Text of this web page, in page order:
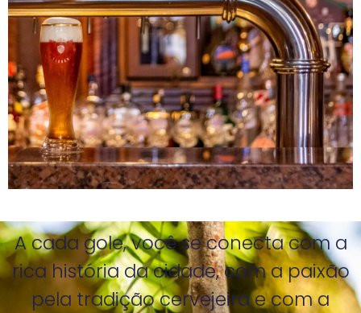
A cada gole, você se conecta com a
rica história da cidade, com a paixão
pela tradição cervejeira e com a